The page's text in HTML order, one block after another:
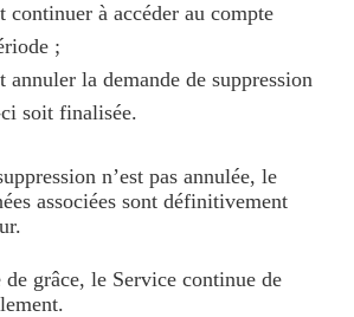
continuer à accéder au compte
;
annuler la demande de suppression
soit finalisée.
n’est pas annulée, le
associées sont définitivement
de grâce, le Service continue de